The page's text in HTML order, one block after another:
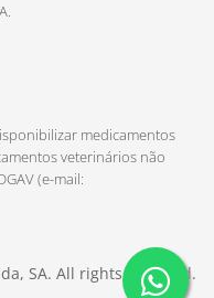
medicamentos
veterinários não
(e-mail:
SA. All rights reserved.